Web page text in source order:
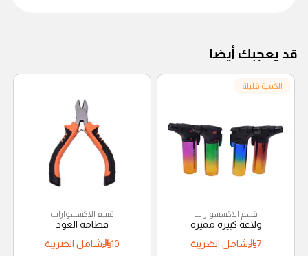
قد يعجبك أيضا
الكمية قليلة
قسم الاكسسوارات
ولاعة كبيرة مميزة
7
شامل الضريبة
قسم الاكسسوارات
قطامة العود
10
شامل الضريبة